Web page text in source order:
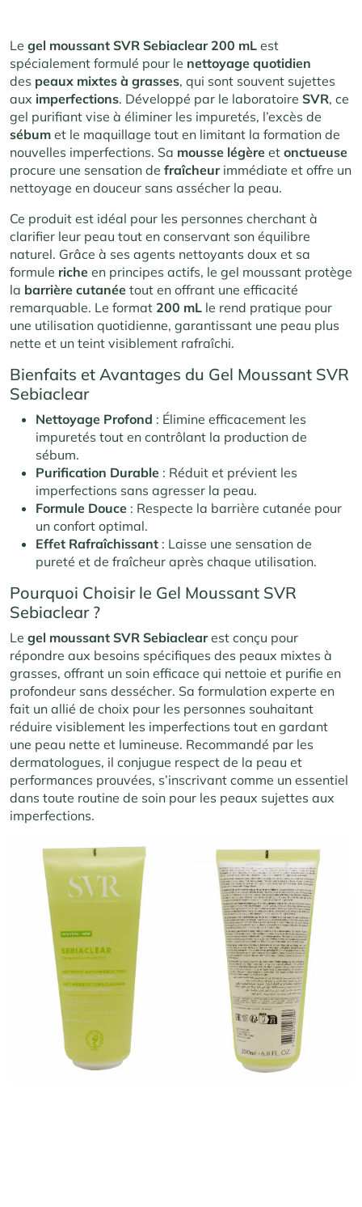
Le gel moussant SVR Sebiaclear 200 mL est
spécialement formulé pour le nettoyage quotidien
des peaux mixtes à grasses, qui sont souvent sujettes
aux imperfections. Développé par le laboratoire SVR, ce
gel purifiant vise à éliminer les impuretés, l’excès de
sébum et le maquillage tout en limitant la formation de
nouvelles imperfections. Sa mousse légère et onctueuse
procure une sensation de fraîcheurimmédiate et offre un
nettoyage en douceur sans assécher la peau.
Ce produit est idéal pour les personnes cherchant à
clarifier leur peau tout en conservant son équilibre
naturel. Grâce à ses agents nettoyants doux et sa
formule riche en principes actifs, le gel moussant protège
la barrière cutanée tout en offrant une efficacité
remarquable. Le format 200 mL le rend pratique pour
une utilisation quotidienne, garantissant une peau plus
nette et un teint visiblement rafraîchi.
Bienfaits et Avantages du Gel Moussant SVR
Sebiaclear
Nettoyage Profond : Élimine efficacement les
impuretés tout en contrôlant la production de
sébum.
Purification Durable : Réduit et prévient les
imperfections sans agresser la peau.
Formule Douce : Respecte la barrière cutanée pour
un confort optimal.
Effet Rafraîchissant : Laisse une sensation de
pureté et de fraîcheur après chaque utilisation.
Pourquoi Choisir le Gel Moussant SVR
Sebiaclear ?
Le gel moussant SVR Sebiaclearest conçu pour
répondre aux besoins spécifiques des peaux mixtes à
grasses, offrant un soin efficace qui nettoie et purifie en
profondeur sans dessécher. Sa formulation experte en
fait un allié de choix pour les personnes souhaitant
réduire visiblement les imperfections tout en gardant
une peau nette et lumineuse. Recommandé par les
dermatologues, il conjugue respect de la peau et
performances prouvées, s’inscrivant comme un essentiel
dans toute routine de soin pour les peaux sujettes aux
imperfections.